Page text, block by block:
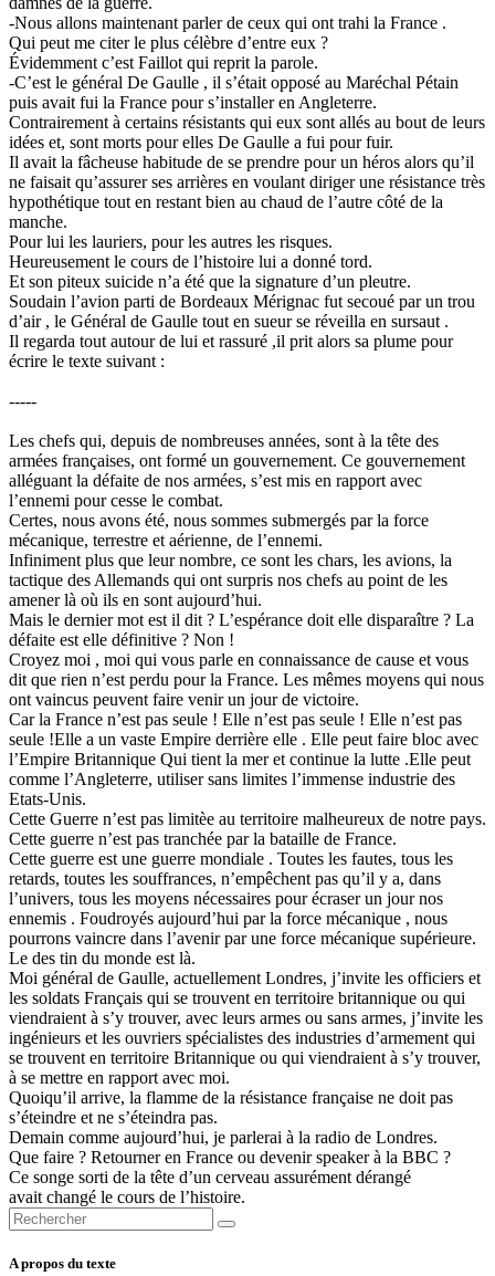
-Nous allons maintenant parler de ceux qui ont trahi la France .
Qui peut me citer le plus célèbre d’entre eux ?
Évidemment c’est Faillot qui reprit la parole.
-C’est le général De Gaulle , il s’était opposé au Maréchal Pétain
puis avait fui la France pour s’installer en Angleterre.
Contrairement à certains résistants qui eux sont allés au bout de leurs
idées et, sont morts pour elles De Gaulle a fui pour fuir.
Il avait la fâcheuse habitude de se prendre pour un héros alors qu’il
ne faisait qu’assurer ses arrières en voulant diriger une résistance très
hypothétique tout en restant bien au chaud de l’autre côté de la
manche.
Pour lui les lauriers, pour les autres les risques.
Heureusement le cours de l’histoire lui a donné tord.
Et son piteux suicide n’a été que la signature d’un pleutre.
Soudain l’avion parti de Bordeaux Mérignac fut secoué par un trou
d’air , le Général de Gaulle tout en sueur se réveilla en sursaut .
Il regarda tout autour de lui et rassuré ,il prit alors sa plume pour
écrire le texte suivant :
-----
Les chefs qui, depuis de nombreuses années, sont à la tête des
armées françaises, ont formé un gouvernement. Ce gouvernement
alléguant la défaite de nos armées, s’est mis en rapport avec
l’ennemi pour cesse le combat.
Certes, nous avons été, nous sommes submergés par la force
mécanique, terrestre et aérienne, de l’ennemi.
Infiniment plus que leur nombre, ce sont les chars, les avions, la
tactique des Allemands qui ont surpris nos chefs au point de les
amener là où ils en sont aujourd’hui.
Mais le dernier mot est il dit ? L’espérance doit elle disparaître ? La
défaite est elle définitive ? Non !
Croyez moi , moi qui vous parle en connaissance de cause et vous
dit que rien n’est perdu pour la France. Les mêmes moyens qui nous
ont vaincus peuvent faire venir un jour de victoire.
Car la France n’est pas seule ! Elle n’est pas seule ! Elle n’est pas
seule !Elle a un vaste Empire derrière elle . Elle peut faire bloc avec
l’Empire Britannique Qui tient la mer et continue la lutte .Elle peut
comme l’Angleterre, utiliser sans limites l’immense industrie des
Etats-Unis.
Cette Guerre n’est pas limitèe au territoire malheureux de notre pays.
Cette guerre n’est pas tranchée par la bataille de France.
Cette guerre est une guerre mondiale . Toutes les fautes, tous les
retards, toutes les souffrances, n’empêchent pas qu’il y a, dans
l’univers, tous les moyens nécessaires pour écraser un jour nos
ennemis . Foudroyés aujourd’hui par la force mécanique , nous
pourrons vaincre dans l’avenir par une force mécanique supérieure.
Le des tin du monde est là.
Moi général de Gaulle, actuellement Londres, j’invite les officiers et
les soldats Français qui se trouvent en territoire britannique ou qui
viendraient à s’y trouver, avec leurs armes ou sans armes, j’invite les
ingénieurs et les ouvriers spécialistes des industries d’armement qui
se trouvent en territoire Britannique ou qui viendraient à s’y trouver,
à se mettre en rapport avec moi.
Quoiqu’il arrive, la flamme de la résistance française ne doit pas
s’éteindre et ne s’éteindra pas.
Demain comme aujourd’hui, je parlerai à la radio de Londres.
Que faire ? Retourner en France ou devenir speaker à la BBC ?
Ce songe sorti de la tête d’un cerveau assurément dérangé
avait changé le cours de l’histoire.
A propos du texte